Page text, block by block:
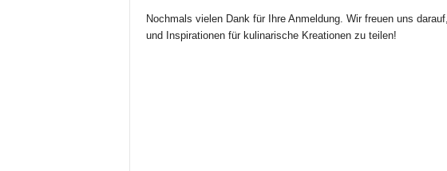
Nochmals vielen Dank für Ihre Anmeldung. Wir freuen uns
und Inspirationen für kulinarische Kreationen zu teilen!